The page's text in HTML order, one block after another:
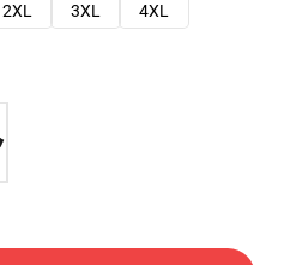
2XL 3XL
4XL